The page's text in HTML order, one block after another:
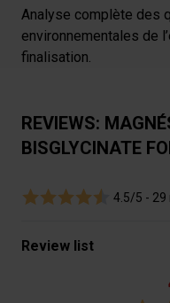
qui peuvent combiner
autres que vous
collectées lors de votre
Analyse complète des
environnementales de
finalisation.
REVIEWS:
BISGLYCINATE
4.5/5 - 29
Review list